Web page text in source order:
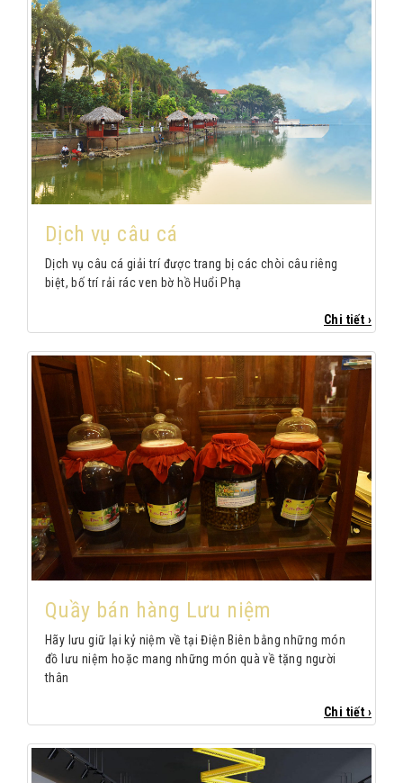
Dịch vụ câu cá
​Dịch vụ câu cá giải trí được trang bị các chòi câu riêng
biệt, bố trí rải rác ven bờ hồ Huổi Phạ
Chi tiết ›
Quầy bán hàng Lưu niệm
Hãy lưu giữ lại kỷ niệm về tại Điện Biên bằng những món
đồ lưu niệm hoặc mang những món quà về tặng người
thân
Chi tiết ›